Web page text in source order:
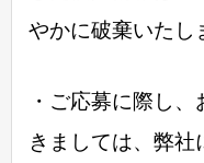
やかに破棄いたし
・ご応募に際し
きましては、弊